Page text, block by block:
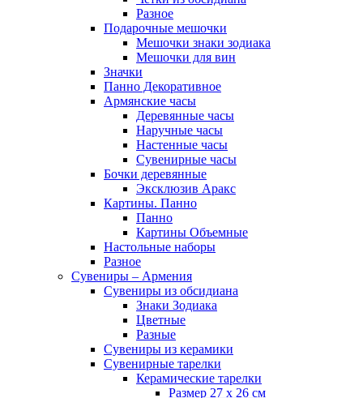
Разное
Подарочные мешочки
Мешочки знаки зодиака
Мешочки для вин
Значки
Панно Декоративное
Армянские часы
Деревянные часы
Наручные часы
Настенные часы
Сувенирные часы
Бочки деревянные
Эксклюзив Аракс
Картины. Панно
Панно
Картины Объемные
Настольные наборы
Разное
Сувениры – Армения
Сувениры из обсидиана
Знаки Зодиака
Цветные
Разные
Сувениры из керамики
Сувенирные тарелки
Керамические тарелки
Размер 27 х 26 см